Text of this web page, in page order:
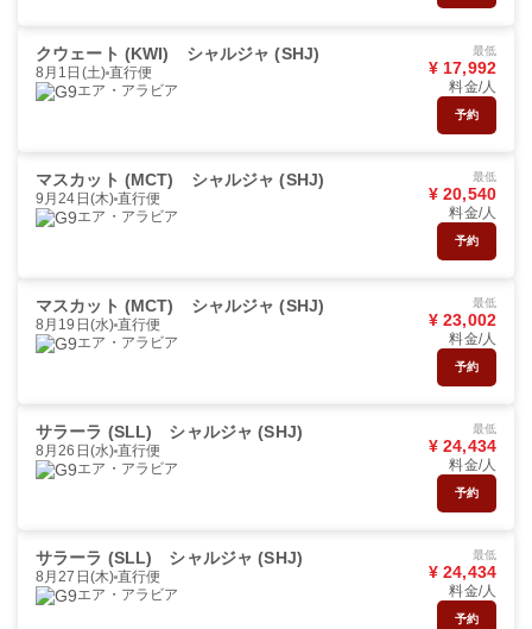
クウェート (KWI) シャルジャ (SHJ)
8月1日(土) 直行便
エア・アラビア
最低
¥ 17,992
料金/人
予約
マスカット (MCT) シャルジャ (SHJ)
9月24日(木) 直行便
エア・アラビア
最低
¥ 20,540
料金/人
予約
マスカット (MCT) シャルジャ (SHJ)
8月19日(水) 直行便
エア・アラビア
最低
¥ 23,002
料金/人
予約
サラーラ (SLL) シャルジャ (SHJ)
8月26日(水) 直行便
エア・アラビア
最低
¥ 24,434
料金/人
予約
サラーラ (SLL) シャルジャ (SHJ)
8月27日(木) 直行便
エア・アラビア
最低
¥ 24,434
料金/人
予約